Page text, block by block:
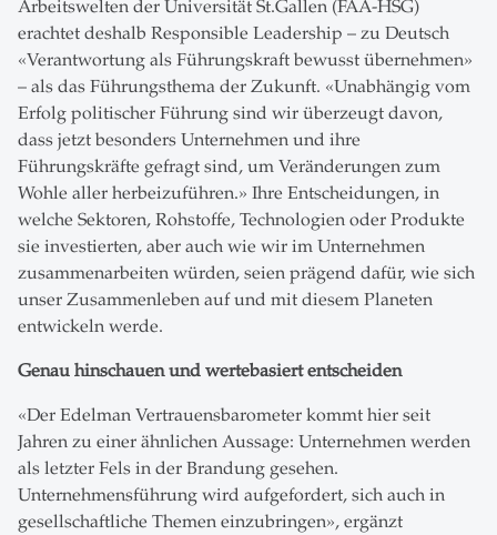
Arbeitswelten der Universität St.Gallen (FAA-HSG)
erachtet deshalb Responsible Leadership – zu Deutsch
«Verantwortung als Führungskraft bewusst übernehmen»
– als das Führungsthema der Zukunft. «Unabhängig vom
Erfolg politischer Führung sind wir überzeugt davon,
dass jetzt besonders Unternehmen und ihre
Führungskräfte gefragt sind, um Veränderungen zum
Wohle aller herbeizuführen.» Ihre Entscheidungen, in
welche Sektoren, Rohstoffe, Technologien oder Produkte
sie investierten, aber auch wie wir im Unternehmen
zusammenarbeiten würden, seien prägend dafür, wie sich
unser Zusammenleben auf und mit diesem Planeten
entwickeln werde.
Genau hinschauen und wertebasiert entscheiden
«Der Edelman Vertrauensbarometer kommt hier seit
Jahren zu einer ähnlichen Aussage: Unternehmen werden
als letzter Fels in der Brandung gesehen.
Unternehmensführung wird aufgefordert, sich auch in
gesellschaftliche Themen einzubringen», ergänzt